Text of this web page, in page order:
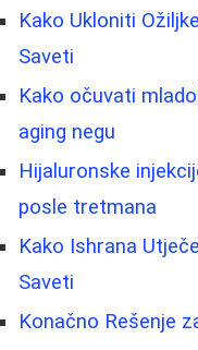
Kako Ukloniti
Saveti
Kako očuvati
aging negu
Hijaluronske
posle tretmana
Kako Ishrana
Saveti
Konačno Rešenje